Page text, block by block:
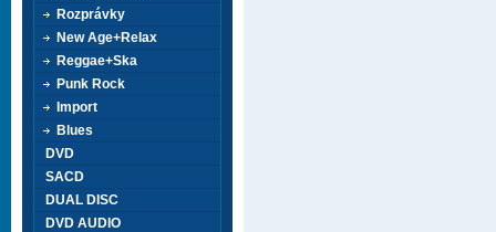
Rozprávky
New Age+Relax
Reggae+Ska
Punk Rock
Import
Blues
DVD
SACD
DUAL DISC
DVD AUDIO